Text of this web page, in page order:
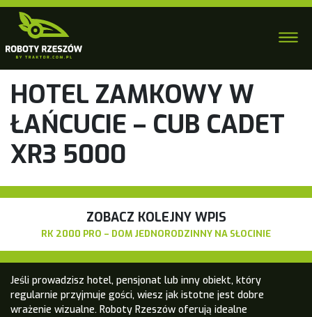
HOTEL ZAMKOWY W
ŁAŃCUCIE – CUB CADET
XR3 5000
ZOBACZ KOLEJNY WPIS
RK 2000 PRO – DOM JEDNORODZINNY NA SŁOCINIE
Jeśli prowadzisz hotel, pensjonat lub inny obiekt, który
regularnie przyjmuje gości, wiesz jak istotne jest dobre
wrażenie wizualne. Roboty Rzeszów oferują idealne